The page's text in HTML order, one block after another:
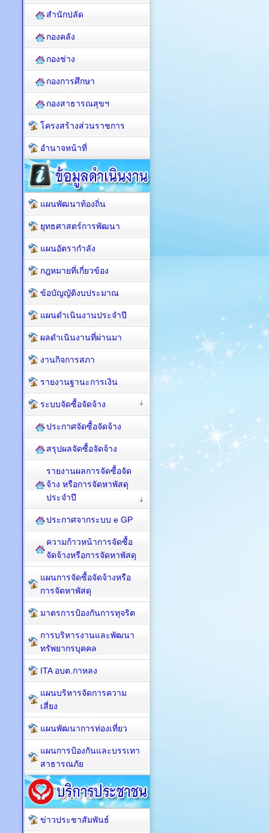
สำนักปลัด
กองคลัง
กองช่าง
กองการศึกษา
กองสาธารณสุขฯ
โครงสร้างส่วนราชการ
อำนาจหน้าที่
แผนพัฒนาท้องถิ่น
ยุทธศาสตร์การพัฒนา
แผนอัตรากำลัง
กฎหมายที่เกี่ยวข้อง
ข้อบัญญัติงบประมาณ
แผนดำเนินงานประจำปี
ผลดำเนินงานที่ผ่านมา
งานกิจการสภา
รายงานฐานะการเงิน
ระบบจัดซื้อจัดจ้าง
ประกาศจัดซื้อจัดจ้าง
สรุปผลจัดซื้อจัดจ้าง
รายงานผลการจัดซื้อจัด
จ้าง หรือการจัดหาพัสดุ
ประจำปี
ประกาศจากระบบ e GP
ความก้าวหน้าการจัดซื้อ
จัดจ้างหรือการจัดหาพัสดุ
แผนการจัดซื้อจัดจ้างหรือ
การจัดหาพัสดุ
มาตรการป้องกันการทุจริต
การบริหารงานและพัฒนา
ทรัพยากรบุคคล
ITA อบต.กาหลง
แผนบริหารจัดการความ
เสี่ยง
แผนพัฒนาการท่องเที่ยว
แผนการป้องกันและบรรเทา
สาธารณภัย
ข่าวประชาสัมพันธ์